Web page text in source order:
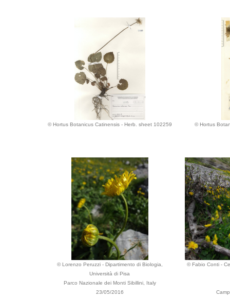
© Hortus Botanicus Catinensis - Herb. sheet 102259 © Hortus
© Lorenzo Peruzzi - Dipartimento di Biologia,
Università di Pisa
Parco Nazionale dei Monti Sibillini, Italy
23/05/2016
© Fabio Conti -